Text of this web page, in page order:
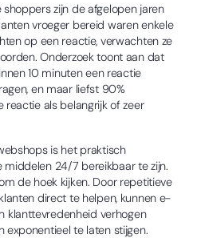
zijn de afgelopen jaren
vroeger bereid waren enkele
op een reactie, verwachten ze
Onderzoek toont aan dat
10 minuten een reactie
en maar liefst 90%
als belangrijk of zeer
is het praktisch
24/7 bereikbaar te zijn.
de hoek kijken. Door repetitieve
direct te helpen, kunnen e-
klanttevredenheid verhogen
exponentieel te laten stijgen.